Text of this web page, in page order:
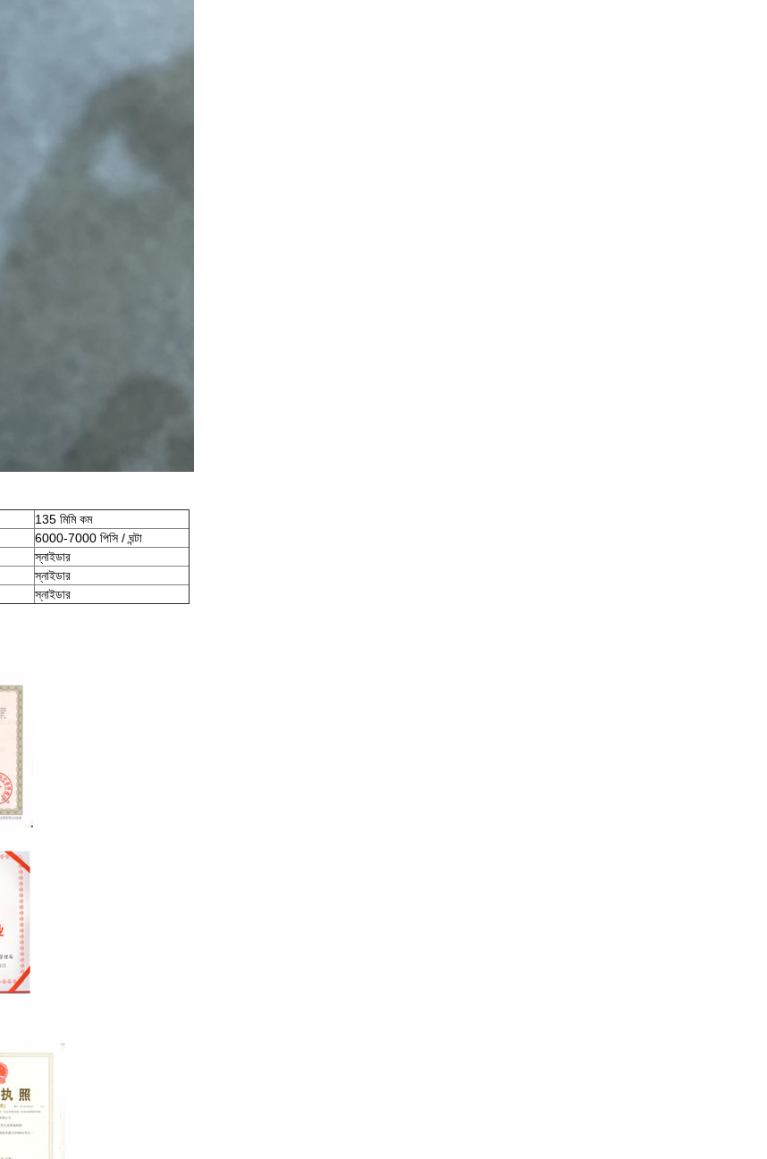
135 মিমি কম
6000-7000 পিসি / ঘন্টা
স্নাইডার
স্নাইডার
স্নাইডার